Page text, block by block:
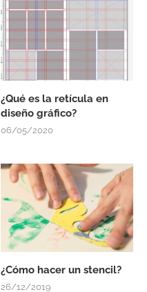
¿Qué es la retícula en
diseño gráfico?
06/05/2020
¿Cómo hacer un stencil?
26/12/2019